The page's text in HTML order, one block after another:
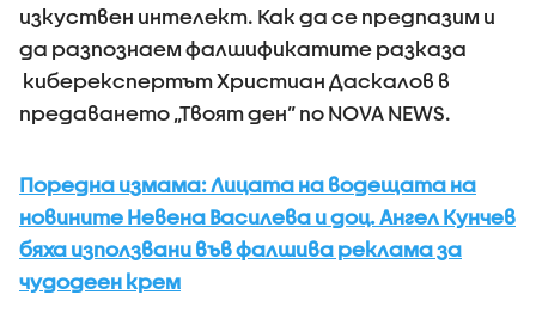
изкуствен интелект. Как да се предпазим и
да разпознаем фалшификатите разказа
киберекспертът Христиан Даскалов в
предаването „Твоят ден” по NOVA NEWS.
Поредна измама: Лицата на водещата на
новините Невена Василева и доц. Ангел Кунчев
бяха използвани във фалшива реклама за
чудодеен крем